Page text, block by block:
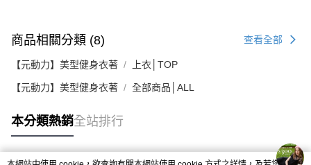
商品相關分類 (8) 查看全部
【元動力】美型健身衣著 上衣│TOP
【元動力】美型健身衣著 全部商品│ALL
本分類熱銷全站排行